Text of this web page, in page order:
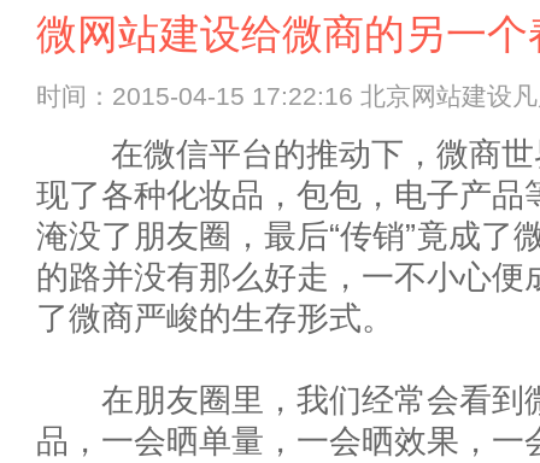
微网站建设给微商的另一个
时间：2015-04-15 17:22:16 北京网站建设
在微信平台的推动下，微商世
现了各种化妆品，包包，电子产
淹没了朋友圈，最后“传销”竟成了
的路并没有那么好走，一不小心
了微商严峻的生存形式。
在朋友圈里，我们经常会看到
品，一会晒单量，一会晒效果，